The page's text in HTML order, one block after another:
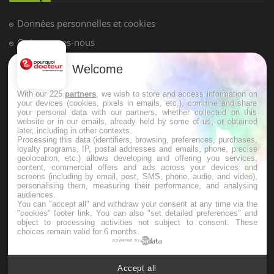
pression artérielle chute au lever
Drépanocytose : une déformation des
Maladie de Charcot (Sclérose latérale
amyotrophique)
Welcome
With our 225 partners , we wish to store and access information on
your devices (cookies, pixels in emails, etc.), combine and share
your personal data with our partners, whether collected on this
website or in our emails, already held by some of us, or obtained
later, including in other contexts.
Processing this data (identifiers, browsing, preferences, purchases,
loyalty programs, IP, postal addresses and emails, phone, precise
geolocation, etc.) allows developing and offering you services,
content, commercial offers and ads across your devices and
screens (including by email, post, SMS, phone, audio, and video),
personalising them, measuring their performance, and analysing
audiences.
You can "accept all" and withdraw your consent at any time via the
"cookies" footer link . You can also "set detailed preferences" and
object to processing activities not subject to consent. These
choices remain valid for 6 months.
powered by
Accept all